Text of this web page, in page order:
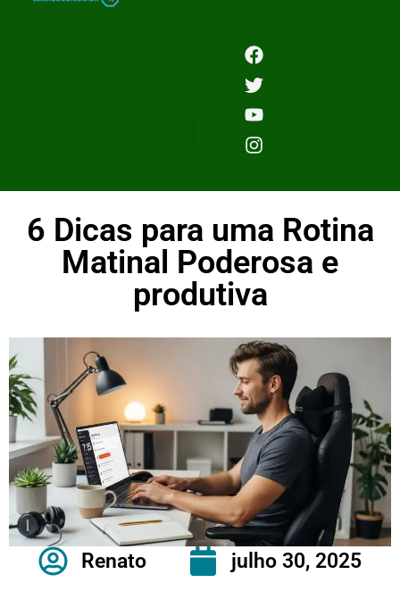
6 Dicas para uma Rotina
Matinal Poderosa e
produtiva
Renato julho 30, 2025